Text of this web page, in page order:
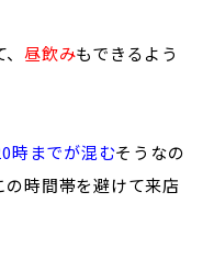
昼飲みもできるよう
時までが混むそうなの
時間帯を避けて来店